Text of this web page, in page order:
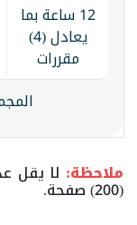
12 ساعة بما
يعادل (4)
مقررات
ملاحظة: لا يقل
(200) صفحة.